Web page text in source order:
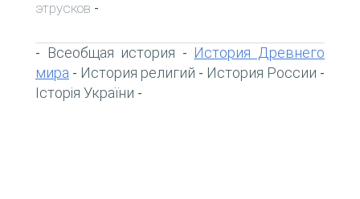
этрусков -
- Всеобщая история - История Древнего
мира - История религий - История России -
Історія України -